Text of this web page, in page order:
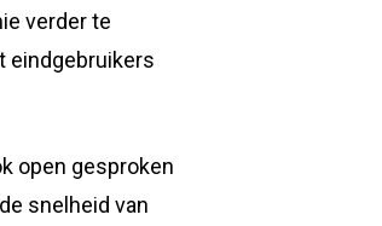
verder te
eindgebruikers
open gesproken
snelheid van